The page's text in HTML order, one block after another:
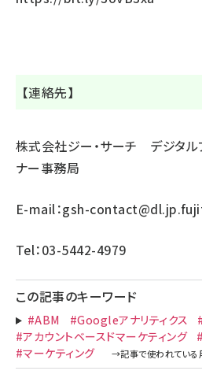
【連絡先】
株式会社ジー・サーチ デジタ
ナー事務局
E-mail：gsh-
Tel：03-5442-4979
この記事のキーワード
#ABM #Googleアナリティクス
#アカウントベースドマーケティング
#マーケティング